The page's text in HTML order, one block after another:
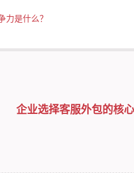
力是什么？
企业选择客服外包的核